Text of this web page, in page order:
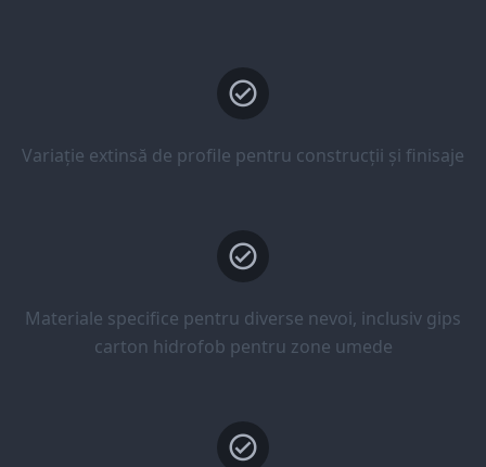
Variație extinsă de profile pentru construcții și finisaje
Materiale specifice pentru diverse nevoi, inclusiv gips
carton hidrofob pentru zone umede